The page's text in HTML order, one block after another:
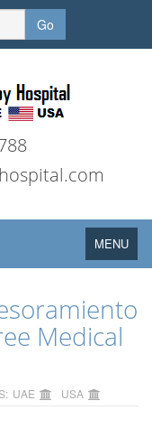
Go
Toggle
navigation
MENU
Medical
UAE USA